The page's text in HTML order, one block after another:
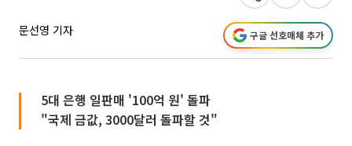
문선영 기자 구글 선호매체 추가
5대 은행 일판매 '100억 원' 돌파
"국제 금값, 3000달러 돌파할 것"